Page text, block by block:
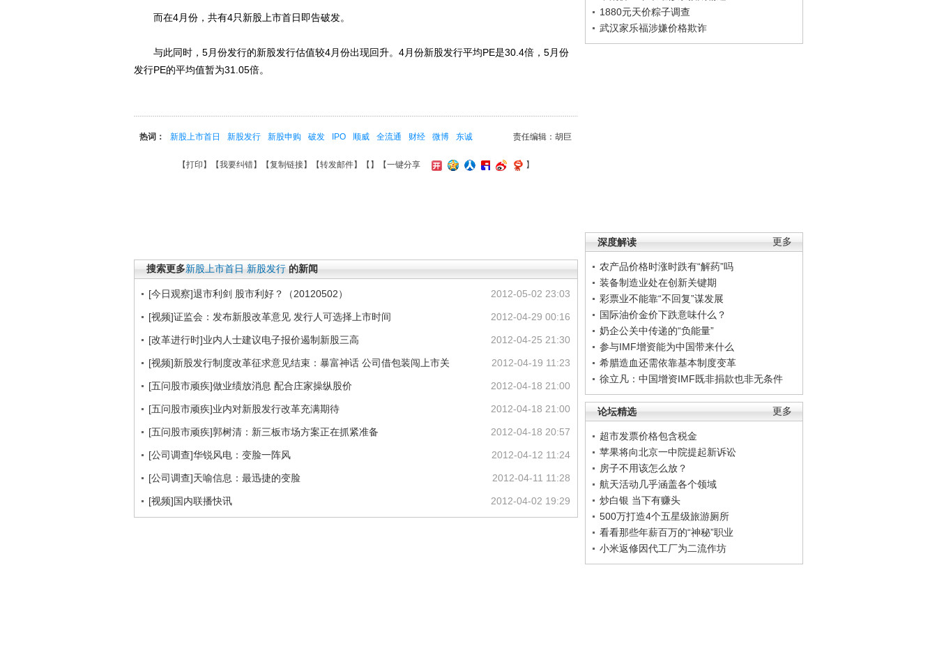
1880元天价粽子调查
武汉家乐福涉嫌价格欺诈
更多
深度解读
农产品价格时涨时跌有“解药”吗
装备制造业处在创新关键期
彩票业不能靠“不回复”谋发展
国际油价金价下跌意味什么？
奶企公关中传递的“负能量”
参与IMF增资能为中国带来什么
希腊造血还需依靠基本制度变革
徐立凡：中国增资IMF既非捐款也非无条件
更多
论坛精选
超市发票价格包含税金
苹果将向北京一中院提起新诉讼
房子不用该怎么放？
航天活动几乎涵盖各个领域
炒白银 当下有赚头
500万打造4个五星级旅游厕所
看看那些年薪百万的“神秘”职业
小米返修因代工厂为二流作坊
而在4月份，共有4只新股上市首日即告破发。
与此同时，5月份发行的新股发行估值较4月份出现回升。4月份新股发行平均PE是30.4倍，5月份
发行PE的平均值暂为31.05倍。
责任编辑：胡巨
热词： 新股上市首日 新股发行 新股申购 破发 IPO 顺威 全流通 财经 微博 东诚
【打印 】【我要纠错】【复制链接】【转发邮件】【 】 【一键分享 】
搜索更多新股上市首日 新股发行 的新闻
2012-05-02 23:03
[今日观察]退市利剑 股市利好？（20120502）
2012-04-29 00:16
[视频]证监会：发布新股改革意见 发行人可选择上市时间
2012-04-25 21:30
[改革进行时]业内人士建议电子报价遏制新股三高
2012-04-19 11:23
[视频]新股发行制度改革征求意见结束：暴富神话 公司借包装闯上市关
2012-04-18 21:00
[五问股市顽疾]做业绩放消息 配合庄家操纵股价
2012-04-18 21:00
[五问股市顽疾]业内对新股发行改革充满期待
2012-04-18 20:57
[五问股市顽疾]郭树清：新三板市场方案正在抓紧准备
2012-04-12 11:24
[公司调查]华锐风电：变脸一阵风
2012-04-11 11:28
[公司调查]天喻信息：最迅捷的变脸
2012-04-02 19:29
[视频]国内联播快讯